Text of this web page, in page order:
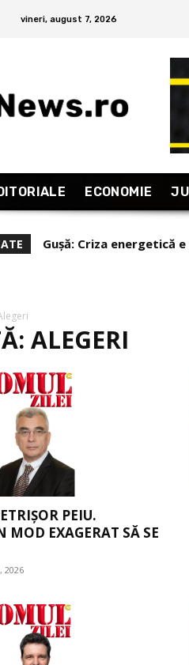
vineri, august 7, 2026
ECONOMIE
Gușă: Criza energetică e
Pascal Lottaz: Marea
ALEGERI
PEIU.
MOD EXAGERAT SĂ SE
2026